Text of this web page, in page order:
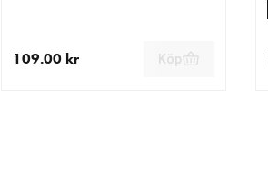
109.00 kr Köp